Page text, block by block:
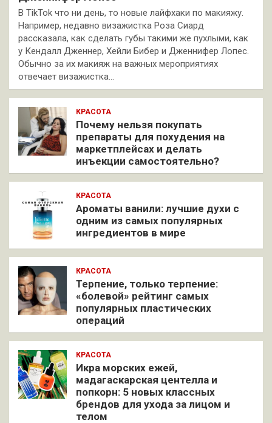
В TikTok что ни день, то новые лайфхаки по макияжу.
Например, недавно визажистка Роза Сиард
рассказала, как сделать губы такими же пухлыми, как
у Кендалл Дженнер, Хейли Бибер и Дженнифер Лопес.
Обычно за их макияж на важных мероприятиях
отвечает визажистка…
КРАСОТА
Почему нельзя покупать
препараты для похудения на
маркетплейсах и делать
инъекции самостоятельно?
КРАСОТА
Ароматы ванили: лучшие духи с
одним из самых популярных
ингредиентов в мире
КРАСОТА
Терпение, только терпение:
«болевой» рейтинг самых
популярных пластических
операций
КРАСОТА
Икра морских ежей,
мадагаскарская центелла и
попкорн: 5 новых классных
брендов для ухода за лицом и
телом